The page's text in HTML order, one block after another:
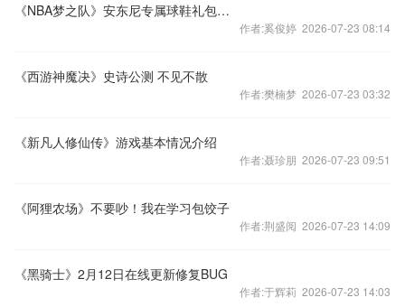
《NBA梦之队》安东尼专属球鞋礼包为您献上
作者:奚俊婷 2026-07-23 08:14
《西游神魔决》史诗公测 不见不散
作者:樊楠梦 2026-07-23 03:32
《新凡人修仙传》游戏基本情况介绍
作者:聂珍朋 2026-07-23 09:51
《阿狸农场》不要吵！我在学习包饺子
作者:荆盛阅 2026-07-23 14:09
《黑骑士》2月12日在线更新修复BUG
作者:于辉莉 2026-07-23 14:03